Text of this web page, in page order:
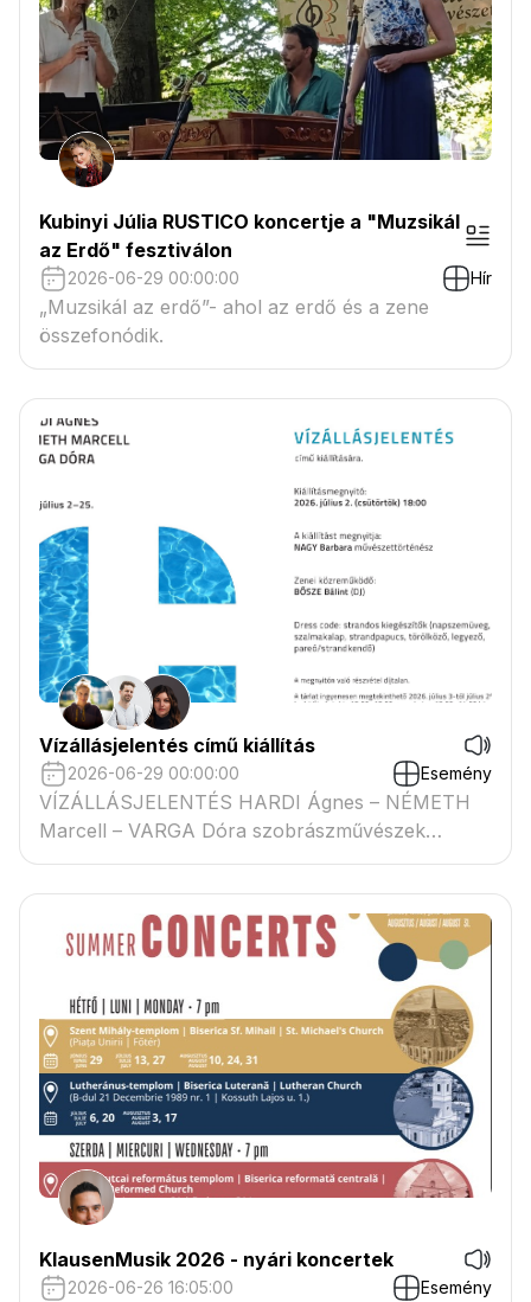
Kubinyi Júlia RUSTICO koncertje a "Muzsikál
az Erdő" fesztiválon
2026-06-29 00:00:00 Hír
„Muzsikál az erdő”- ahol az erdő és a zene
összefonódik.
Vízállásjelentés című kiállítás
2026-06-29 00:00:00 Esemény
VÍZÁLLÁSJELENTÉS HARDI Ágnes – NÉMETH
Marcell – VARGA Dóra szobrászművészek
kiállítása
KlausenMusik 2026 - nyári koncertek
2026-06-26 16:05:00 Esemény